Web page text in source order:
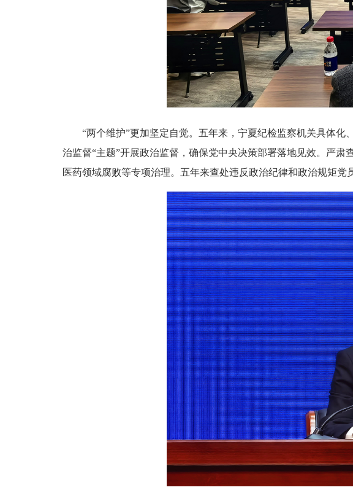
“两个维护”更加坚定自觉。五年来，宁夏纪检监察机关具体化
治监督“主题”开展政治监督，确保党中央决策部署落地见效。严
医药领域腐败等专项治理。五年来查处违反政治纪律和政治规矩党